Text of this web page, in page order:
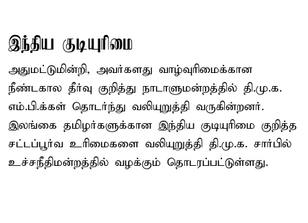
இந்திய குடியுரிமை
அதுமட்டுமின்றி, அவர்களது வாழ்வுரிமைக்கான
நீண்டகால தீர்வு குறித்து நாடாளுமன்றத்தில் தி.மு.க.
எம்.பி.க்கள் தொடர்ந்து வலியுறுத்தி வருகின்றனர்.
இலங்கை தமிழர்களுக்கான இந்திய குடியுரிமை குறித்த
சட்டப்பூர்வ உரிமைகளை வலியுறுத்தி தி.மு.க. சார்பில்
உச்சநீதிமன்றத்தில் வழக்கும் தொடரப்பட்டுள்ளது.